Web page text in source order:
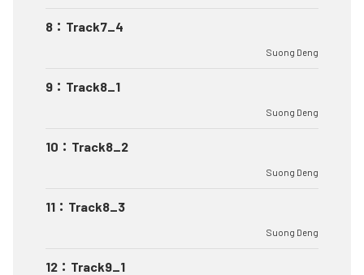
8 ： Track7_4
Suong Deng
9 ： Track8_1
Suong Deng
10 ： Track8_2
Suong Deng
11 ： Track8_3
Suong Deng
12 ： Track9_1